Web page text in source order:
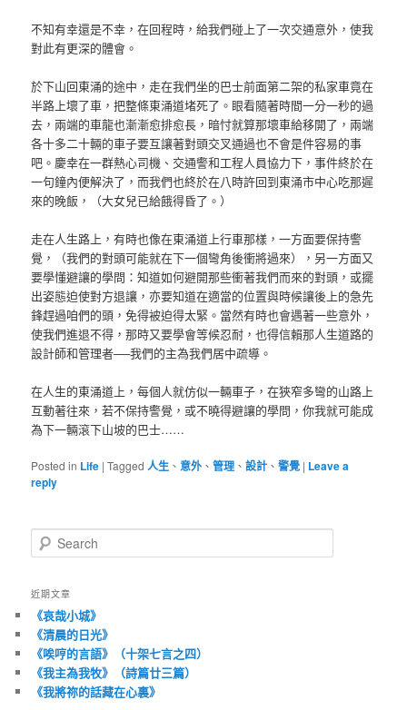
不知有幸還是不幸，在回程時，給我們碰上了一次交通意外，使我
對此有更深的體會。
於下山回東涌的途中，走在我們坐的巴士前面第二架的私家車竟在
半路上壞了車，把整條東涌道堵死了。眼看隨著時間一分一秒的過
去，兩端的車龍也漸漸愈排愈長，暗忖就算那壞車給移開了，兩端
各十多二十輛的車子要互讓著對頭交叉通過也不會是件容易的事
吧。慶幸在一群熱心司機、交通警和工程人員協力下，事件終於在
一句鐘內便解決了，而我們也終於在八時許回到東涌市中心吃那遲
來的晚飯，（大女兒已給餓得昏了。）
走在人生路上，有時也像在東涌道上行車那樣，一方面要保持警
覺，（我們的對頭可能就在下一個彎角後衝將過來），另一方面又
要學懂避讓的學問：知道如何避開那些衝著我們而來的對頭，或擺
出姿態迫使對方退讓，亦要知道在適當的位置與時候讓後上的急先
鋒趕過咱們的頭，免得被迫得太緊。當然有時也會遇著一些意外，
使我們進退不得，那時又要學會等候忍耐，也得信賴那人生道路的
設計師和管理者──我們的主為我們居中疏導。
在人生的東涌道上，每個人就仿似一輛車子，在狹窄多彎的山路上
互動著往來，若不保持警覺，或不曉得避讓的學問，你我就可能成
為下一輛滾下山坡的巴士……
Posted in Life |Tagged 人生 、 意外 、管理 、設計 、警覺 | Leave a
reply
e
r近期文章
《哀哉小城》
《清晨的日光》
《唉哼的言語》（十架七言之四）
《我主為我牧》（詩篇廿三篇）
《我將祢的話藏在心裏》